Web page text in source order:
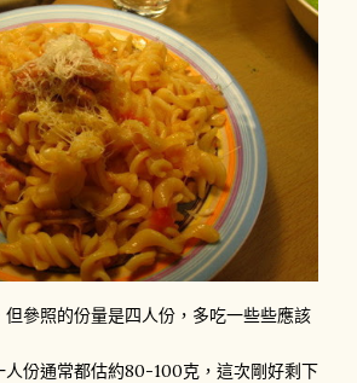
參照的份量是四人份，多吃一些些應該
人份通常都估約80-100克，這次剛好剩下